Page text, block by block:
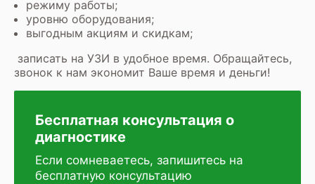
режиму работы;
уровню оборудования;
выгодным акциям и скидкам;
записать на УЗИ в удобное время. Обращайтесь,
звонок к нам экономит Ваше время и деньги!
Бесплатная консультация о
диагностике
Если сомневаетесь, запишитесь на
бесплатную консультацию